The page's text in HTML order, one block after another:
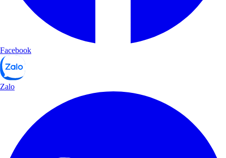
Facebook
Zalo